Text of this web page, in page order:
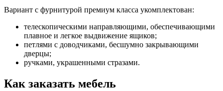
Вариант с фурнитурой премиум класса укомплектован:
телескопическими направляющими, обеспечивающими
плавное и легкое выдвижение ящиков;
петлями с доводчиками, бесшумно закрывающими
дверцы;
ручками, украшенными стразами.
Как заказать мебель